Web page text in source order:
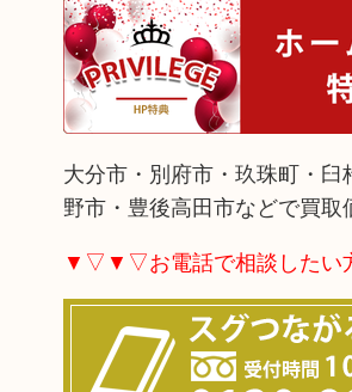
大分市・別府市・玖珠町・
野市・豊後高田市などで買取
▼▽▼▽お電話で相談した